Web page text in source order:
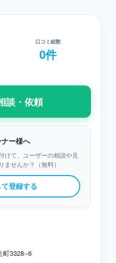
口コミ総数
0件
談・依頼
ー様へ
けて、ユーザーの相談や見
ませんか？（無料）
登録する
町3328−6